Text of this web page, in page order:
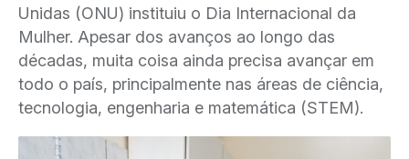
Unidas (ONU) instituiu o Dia Internacional da
Mulher. Apesar dos avanços ao longo das
décadas, muita coisa ainda precisa avançar em
todo o país, principalmente nas áreas de ciência,
tecnologia, engenharia e matemática (STEM).